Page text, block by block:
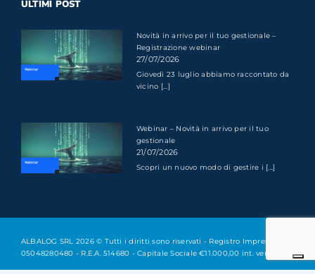
ULTIMI POST
Novità in arrivo per il tuo gestionale –
Registrazione webinar
27/07/2026
Giovedì 23 luglio abbiamo raccontato da
vicino [...]
Webinar – Novità in arrivo per il tuo
gestionale
21/07/2026
Scopri un nuovo modo di gestire i [...]
ALBALOG SRL 2026 © Tutti i diritti sono riservati - Registro Imprese: FI
05048280480 - R.E.A. 514680 - Capitale Sociale €11.000,00 int. vers.